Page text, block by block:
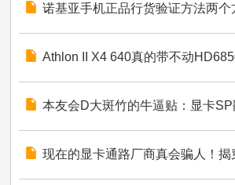
诺基亚手机正品行货验证方法两个
Athlon II X4 640真的带不动
本友会D大斑竹的牛逼贴：显卡
现在的显卡通路厂商真会骗人！揭